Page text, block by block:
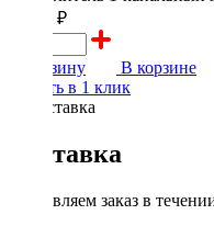
10000 ₽
В корзину
В корзине
Купить в 1 клик
Доставка
Доставляем заказ в